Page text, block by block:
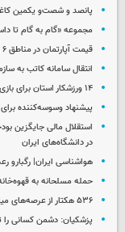
پانصد و شصت‌و یکمین
مجموعه «گام به گام تا
قیمت آپارتمان در مناطق ۶ و۷ تهران یکشنبه ۱۸ مرداد ۱۴۰۵
انتقال سامانه کاتب به
۱۴ ورزشکار استان برای بازی‌های آسیایی ناگویا آماده می‌شوند
پیشنهاد وسوسه‌کننده
استقلال مالی جایگزین
در دانشگاه‌های ایران
هواشناسی ایران| رگبارو رعد و برق در ۱۵ استان / هشدار
حمله مسلحانه به قهوه‌خانه‌ای در
۵۳۶ هکتار از عرصه‌های میانکاله در آتش سوخت
پزشکیان: دشمن کسانی